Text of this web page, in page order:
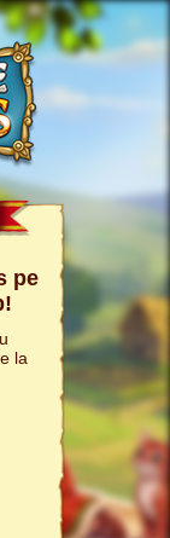
pe
la